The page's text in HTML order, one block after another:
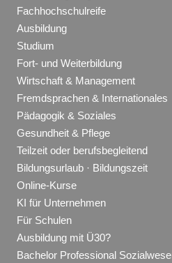
Fachhochschulreife
Ausbildung
Studium
Fort- und Weiterbildung
Wirtschaft & Management
Fremdsprachen & Internationales
Pädagogik & Soziales
Gesundheit & Pflege
Teilzeit oder berufsbegleitend
Bildungsurlaub · Bildungszeit
Online-Kurse
KI für Unternehmen
Für Schulen
Ausbildung mit Ü30?
Bachelor Professional